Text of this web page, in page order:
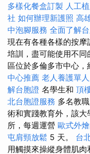
多樣化餐盒訂製 人工
社 如何辦理新護照 高
中泡腳服務 全面了解
現在有各種各樣的按
培訓，盡可能使用不
區位於多倫多市中心
中心推薦 老人養護單
解台胞證 名學生和 頂
北台胞證服務 多名教
術和實踐教育外，該
所，每週運營 歐式外
屯肩頸放鬆 5 天。 台
用觸摸來操縱身體肌肉